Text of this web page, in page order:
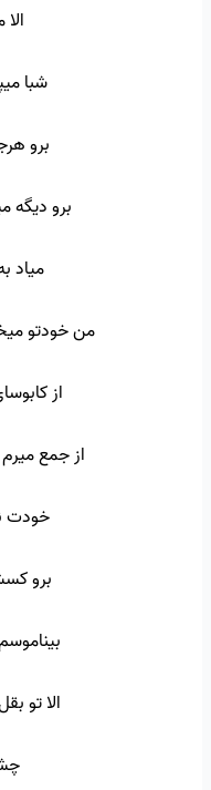
شبا
برو
برو دیگه
میاد
من خودتو
از
از جمع
خودت
برو
الا تو